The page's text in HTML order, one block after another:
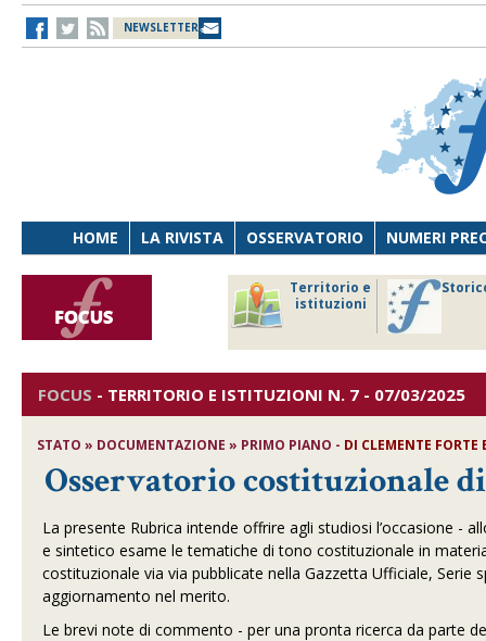
NEWSLETTER
HOME LA RIVISTA OSSERVATORIO NUMERI
Territorio e
istituzioni
FOCUS - TERRITORIO E ISTITUZIONI N. 7 - 07/03/2025
STATO » DOCUMENTAZIONE» PRIMO PIANO - DI CLEMENTE FORTE
Osservatorio costituzionale
La presente Rubrica intende offrire agli studiosi l’occasione -
e sintetico esame le tematiche di tono costituzionale in
costituzionale via via pubblicate nella Gazzetta Ufficiale,
aggiornamento nel merito.
Le brevi note di commento - per una pronta ricerca da parte